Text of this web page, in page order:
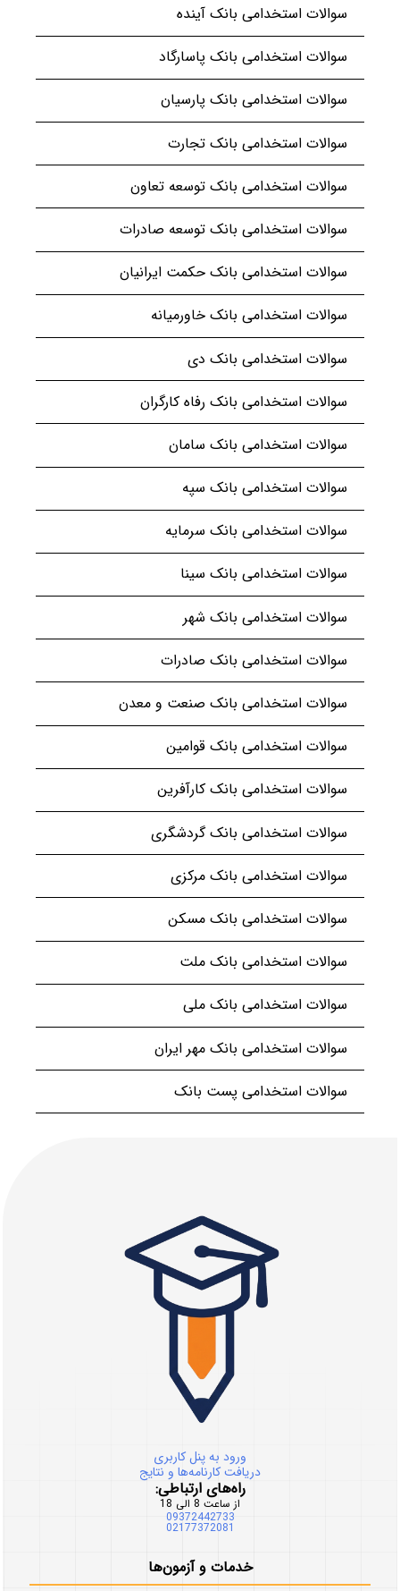
سوالات استخدامی بانک آینده
سوالات استخدامی بانک پاسارگاد
سوالات استخدامی بانک پارسیان
سوالات استخدامی بانک تجارت
سوالات استخدامی بانک توسعه تعاون
سوالات استخدامی بانک توسعه صادرات
سوالات استخدامی بانک حکمت ایرانیان
سوالات استخدامی بانک خاورمیانه
سوالات استخدامی بانک دی
سوالات استخدامی بانک رفاه کارگران
سوالات استخدامی بانک سامان
سوالات استخدامی بانک سپه
سوالات استخدامی بانک سرمایه
سوالات استخدامی بانک سینا
سوالات استخدامی بانک شهر
سوالات استخدامی بانک صادرات
سوالات استخدامی بانک صنعت و معدن
سوالات استخدامی بانک قوامین
سوالات استخدامی بانک کارآفرین
سوالات استخدامی بانک گردشگری
سوالات استخدامی بانک مرکزی
سوالات استخدامی بانک مسکن
سوالات استخدامی بانک ملت
سوالات استخدامی بانک ملی
سوالات استخدامی بانک مهر ایران
سوالات استخدامی پست بانک
ورود به پنل کاربری
دریافت کارنامه‌ها و نتایج
راه‌های ارتباطی:
از ساعت 8 الی 18
09372442733
02177372081
خدمات و آزمون‌ها